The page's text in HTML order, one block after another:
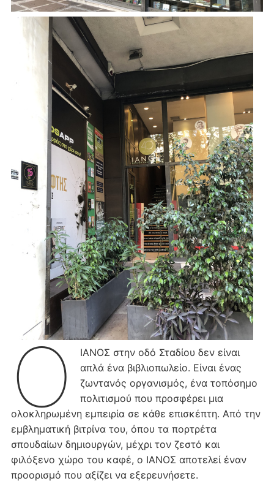
Ο
ΙΑΝΟΣ στην οδό Σταδίου δεν είναι
απλά ένα βιβλιοπωλείο. Είναι ένας
ζωντανός οργανισμός, ένα τοπόσημο
πολιτισμού που προσφέρει μια
ολοκληρωμένη εμπειρία σε κάθε επισκέπτη. Από την
εμβληματική βιτρίνα του, όπου τα πορτρέτα
σπουδαίων δημιουργών, μέχρι τον ζεστό και
φιλόξενο χώρο του καφέ, ο ΙΑΝΟΣ αποτελεί έναν
προορισμό που αξίζει να εξερευνήσετε.